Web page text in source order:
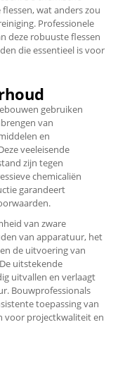
wat anders zou
Professionele
deze robuuste flessen
die essentieel is voor
gebruiken
van
en
veeleisende
zijn tegen
chemicaliën
garandeert
van zware
van apparatuur, het
de uitvoering van
uitstekende
uitvallen en verlaagt
Bouwprofessionals
toepassing van
voor projectkwaliteit en